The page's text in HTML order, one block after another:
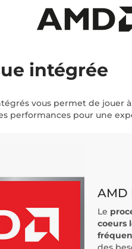
intégrée
vous permet de jouer
performances pour une
AMD
Le
coeurs